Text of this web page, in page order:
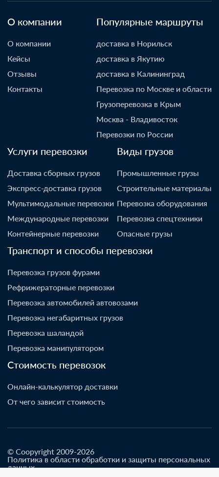
О компании
О компании
Кейсы
Отзывы
Контакты
Популярные маршруты
доставка в Норильск
доставка в Якутию
доставка в Калининград
Перевозка по Москве и области
Грузоперевозка в Крым
Москва - Владивосток
Перевозки по России
Услуги перевозки
Доставка сборных грузов
Экспресс-доставка грузов
Мультимодальные перевозки
Международные перевозки
Контейнерные перевозки
Виды грузов
Промышленные грузы
Строительные материалы
Перевозка оборудования
Перевозка спецтехники
Опасные грузы
Транспорт и способы перевозки
Перевозка грузов фурами
Рефрижераторные перевозки
Перевозка автомобилей автовозами
Перевозка негабаритных грузов
Перевозка шаландой
Перевозка манипулятором
Стоимость перевозок
Онлайн-калькулятор доставки
От чего зависит стоимость
© Coopyright 2009-2026
Политика в области обработки и защиты персональных
данных